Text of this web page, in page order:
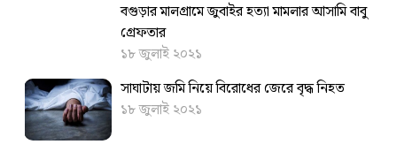
বগুড়ার মালগ্রামে জুবাইর হত্যা মামলার আসামি বাবু
গ্রেফতার
১৮ জুলাই ২০২১
সাঘাটায় জমি নিয়ে বিরোধের জেরে বৃদ্ধ নিহত
১৮ জুলাই ২০২১